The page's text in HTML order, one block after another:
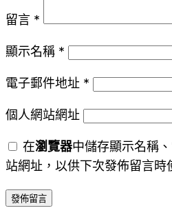
留言 *
顯示名稱 *
電子郵件地址 *
個人網站網址
在瀏覽器中儲存顯示名稱
站網址，以供下次發佈留言時